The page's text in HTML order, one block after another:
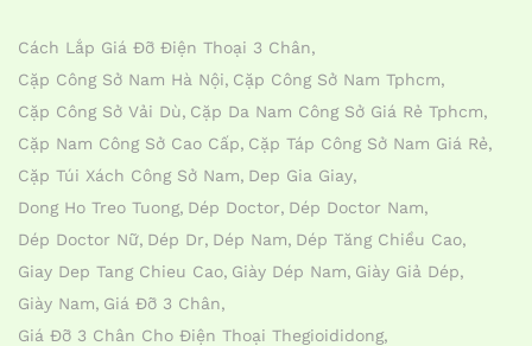
Cách Lắp Giá Đỡ Điện Thoại 3 Chân
Cặp Công Sở Nam Hà Nội Cặp Công Sở Nam Tphcm
Cặp Công Sở Vải Dù Cặp Da Nam Công Sở Giá Rẻ Tphcm
Cặp Nam Công Sở Cao Cấp Cặp Táp Công Sở Nam Giá Rẻ
Cặp Túi Xách Công Sở Nam Dep Gia Giay
Dong Ho Treo Tuong Dép Doctor Dép Doctor Nam
Dép Doctor Nữ Dép Dr Dép Nam Dép Tăng Chiều Cao
Giay Dep Tang Chieu Cao Giày Dép Nam Giày Giả Dép
Giày Nam Giá Đỡ 3 Chân
Giá Đỡ 3 Chân Cho Điện Thoại Thegioididong